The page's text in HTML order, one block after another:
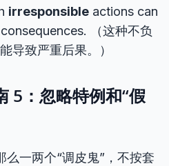
irresponsible actions can
（这种不负
导致严重后果。）
5：忽略特例和“假
一两个“调皮鬼”，不按套